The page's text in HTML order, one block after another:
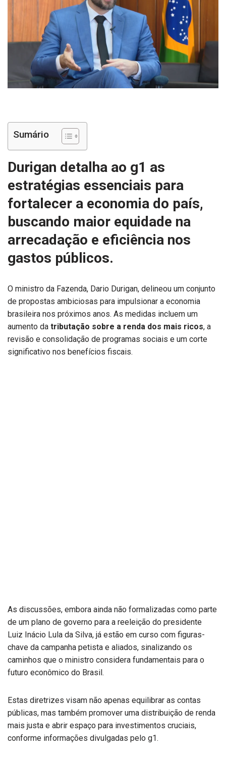
Sumário
Durigan detalha ao g1 as
estratégias essenciais para
fortalecer a economia do país,
buscando maior equidade na
arrecadação e eficiência nos
gastos públicos.
O ministro da Fazenda, Dario Durigan, delineou um conjunto
de propostas ambiciosas para impulsionar a economia
brasileira nos próximos anos. As medidas incluem um
aumento da tributação sobre a renda dos mais ricos, a
revisão e consolidação de programas sociais e um corte
significativo nos benefícios fiscais.
As discussões, embora ainda não formalizadas como parte
de um plano de governo para a reeleição do presidente
Luiz Inácio Lula da Silva, já estão em curso com figuras-
chave da campanha petista e aliados, sinalizando os
caminhos que o ministro considera fundamentais para o
futuro econômico do Brasil.
Estas diretrizes visam não apenas equilibrar as contas
públicas, mas também promover uma distribuição de renda
mais justa e abrir espaço para investimentos cruciais,
conforme informações divulgadas pelo g1.